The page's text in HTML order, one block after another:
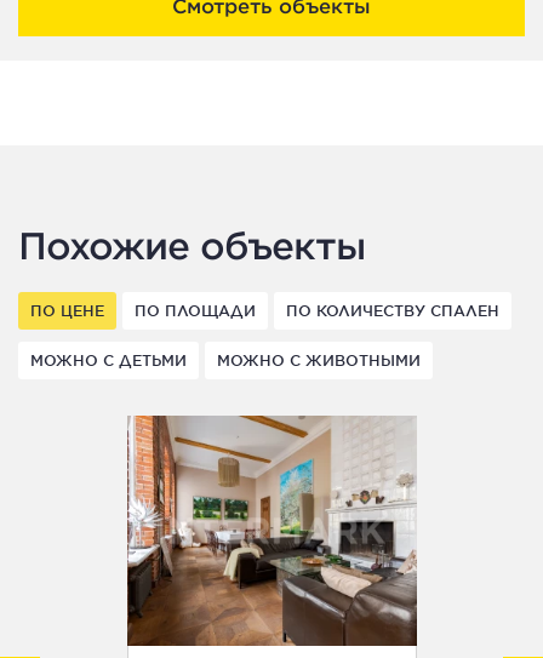
Смотреть объекты
Похожие объекты
ПО ЦЕНЕ ПО ПЛОЩАДИ ПО КОЛИЧЕСТВУ СПАЛЕН
МОЖНО С ДЕТЬМИ МОЖНО С ЖИВОТНЫМИ